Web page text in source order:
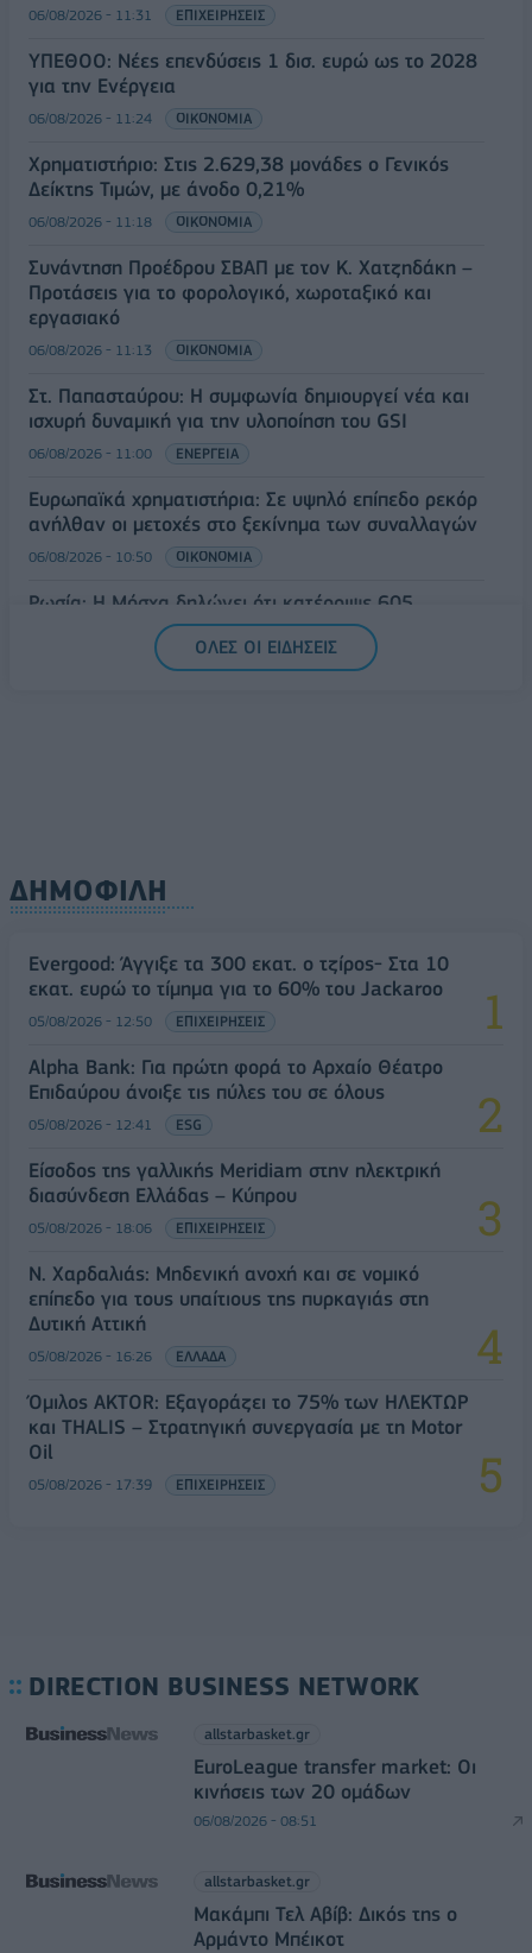
06/08/2026 - 11:31 ΕΠΙΧΕΙΡΗΣΕΙΣ
ΥΠΕΘΟΟ: Νέες επενδύσεις 1 δισ. ευρώ ως το 2028
για την Ενέργεια
06/08/2026 - 11:24 ΟΙΚΟΝΟΜΙΑ
Χρηματιστήριο: Στις 2.629,38 μονάδες ο Γενικός
Δείκτης Τιμών, με άνοδο 0,21%
06/08/2026 - 11:18 ΟΙΚΟΝΟΜΙΑ
Συνάντηση Προέδρου ΣΒΑΠ με τον Κ. Χατζηδάκη –
Προτάσεις για το φορολογικό, χωροταξικό και
εργασιακό
06/08/2026 - 11:13 ΟΙΚΟΝΟΜΙΑ
Στ. Παπασταύρου: Η συμφωνία δημιουργεί νέα και
ισχυρή δυναμική για την υλοποίηση του GSI
06/08/2026 - 11:00 ΕΝΕΡΓΕΙΑ
Ευρωπαϊκά χρηματιστήρια: Σε υψηλό επίπεδο ρεκόρ
ανήλθαν οι μετοχές στο ξεκίνημα των συναλλαγών
06/08/2026 - 10:50 ΟΙΚΟΝΟΜΙΑ
Ρωσία: Η Μόσχα δηλώνει ότι κατέρριψε 605
ουκρανικά drones τη νύχτα - Ελαφρές ζημιές σε
αποθήκη της WildberriesΟΛΕΣ ΟΙ ΕΙΔΗΣΕΙΣ
ΔΗΜΟΦΙΛΗ
Evergood: Άγγιξε τα 300 εκατ. ο τζίρος- Στα 10
εκατ. ευρώ το τίμημα για το 60% του Jackaroo
05/08/2026 - 12:50 ΕΠΙΧΕΙΡΗΣΕΙΣ
Alpha Bank: Για πρώτη φορά το Αρχαίο Θέατρο
Επιδαύρου άνοιξε τις πύλες του σε όλους
05/08/2026 - 12:41 ESG
Είσοδος της γαλλικής Meridiam στην ηλεκτρική
διασύνδεση Ελλάδας – Κύπρου
05/08/2026 - 18:06 ΕΠΙΧΕΙΡΗΣΕΙΣ
Ν. Χαρδαλιάς: Μηδενική ανοχή και σε νομικό
επίπεδο για τους υπαίτιους της πυρκαγιάς στη
Δυτική Αττική
05/08/2026 - 16:26 ΕΛΛΑΔΑ
Όμιλος AKTOR: Εξαγοράζει το 75% των ΗΛΕΚΤΩΡ
και THALIS – Στρατηγική συνεργασία με τη Motor
Oil
05/08/2026 - 17:39 ΕΠΙΧΕΙΡΗΣΕΙΣ
DIRECTION BUSINESS NETWORK
allstarbasket.gr
EuroLeague transfer market: Οι
κινήσεις των 20 ομάδων
06/08/2026 - 08:51
allstarbasket.gr
Μακάμπι Τελ Αβίβ: Δικός της ο
Αρμάντο Μπέικοτ